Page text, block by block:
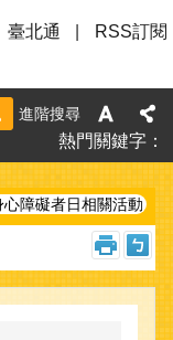
臺北通 RSS訂閱
進階搜尋
熱門關鍵字
心障礙者日相關活動